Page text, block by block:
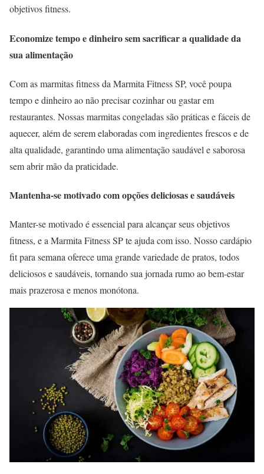
objetivos fitness.
Economize tempo e dinheiro sem sacrificar a qualidade da
sua alimentação
Com as marmitas fitness da Marmita Fitness SP, você poupa
tempo e dinheiro ao não precisar cozinhar ou gastar em
restaurantes. Nossas marmitas congeladas são práticas e fáceis de
aquecer, além de serem elaboradas com ingredientes frescos e de
alta qualidade, garantindo uma alimentação saudável e saborosa
sem abrir mão da praticidade.
Mantenha-se motivado com opções deliciosas e saudáveis
Manter-se motivado é essencial para alcançar seus objetivos
fitness, e a Marmita Fitness SP te ajuda com isso. Nosso cardápio
fit para semana oferece uma grande variedade de pratos, todos
deliciosos e saudáveis, tornando sua jornada rumo ao bem-estar
mais prazerosa e menos monótona.